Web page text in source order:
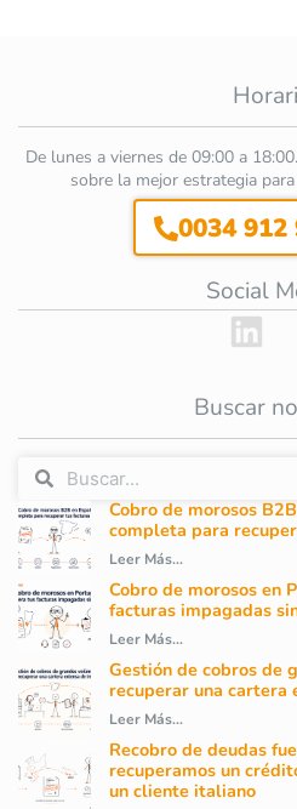
De lunes a viernes de 09:00 a
sobre la mejor estrategia
0034 912
Social
Buscar
Cobro de morosos
completa para
Leer Más...
Cobro de morosos en
facturas impagadas
Leer Más...
Gestión de cobros de
recuperar una cartera
Leer Más...
Recobro de deudas
recuperamos un
un cliente italiano